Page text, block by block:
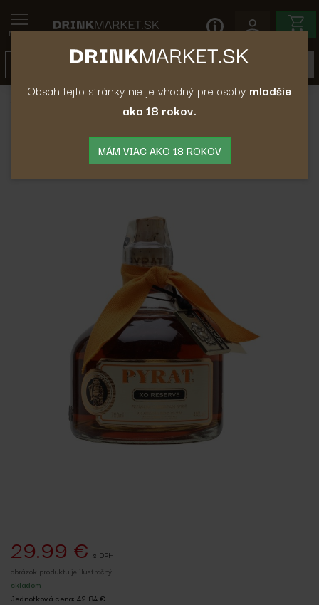
Obsah tejto stránky nie je vhodný pre osoby mladšie
ako 18 rokov.
MÁM VIAC AKO 18 ROKOV
Menu
Tmavý Rum Rum Pyrat 40% 0.7L
Rum Pyrat 40% 0.7L
29.99 € s DPH
obrázok produktu je ilustračný
skladom
Jednotková cena: 42.84 €